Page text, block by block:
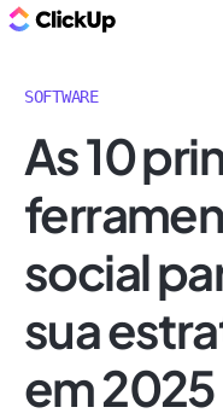
SOFTWARE
As 10
social
sua
em 2025